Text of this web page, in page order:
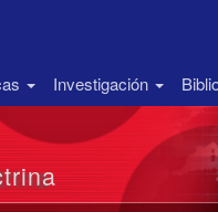
Investigación